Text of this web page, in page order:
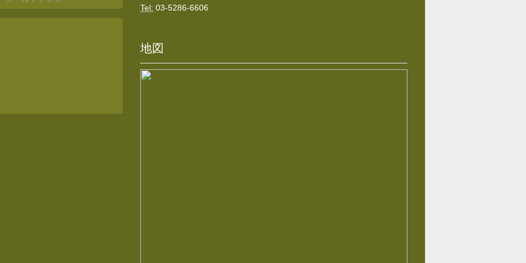
Tel: 03-5286-6606
地図